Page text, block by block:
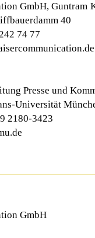
GmbH, Guntram
40
74 77
Presse und
Universität
2180-3423
GmbH